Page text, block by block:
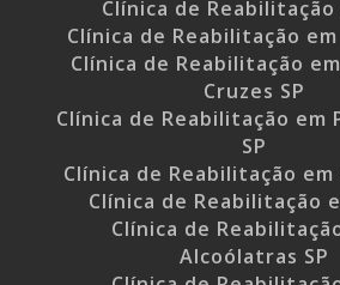
Clínica de
Clínica de Reabilitação
Clínica de Reabilitação
Cruzes SP
Clínica de Reabilitação em
SP
Clínica de Reabilitação em
Clínica de Reabilitação
Clínica de
Alcoólatras SP